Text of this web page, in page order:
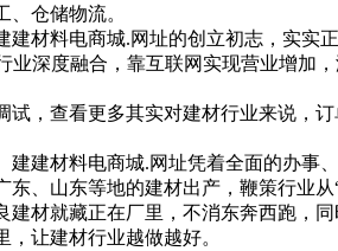
仓储物流。
材料电商城.网址的创立初志，实实
深度融合，靠互联网实现营业增加
，查看更多其实对建材行业来说，
材料电商城.网址凭着全面的办事
、山东等地的建材出产，鞭策行业从
材就藏正在厂里，不消东奔西跑，同
让建材行业越做越好。